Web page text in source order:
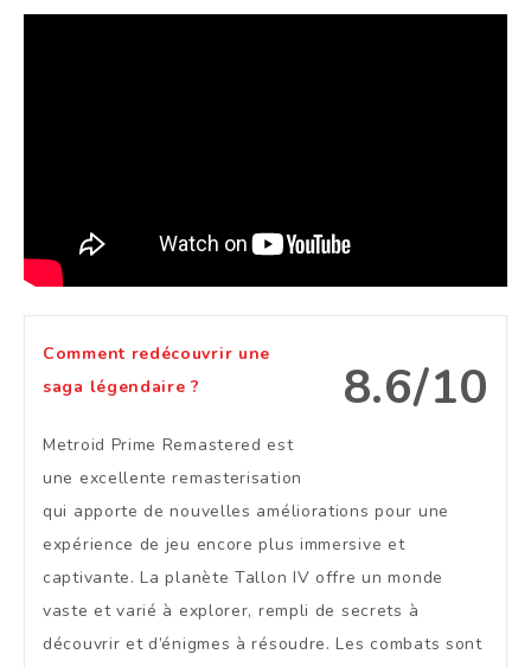
8.6/10
Comment redécouvrir une
saga légendaire ?
Metroid Prime Remastered est
une excellente remasterisation
qui apporte de nouvelles améliorations pour une
expérience de jeu encore plus immersive et
captivante. La planète Tallon IV offre un monde
vaste et varié à explorer, rempli de secrets à
découvrir et d’énigmes à résoudre. Les combats sont